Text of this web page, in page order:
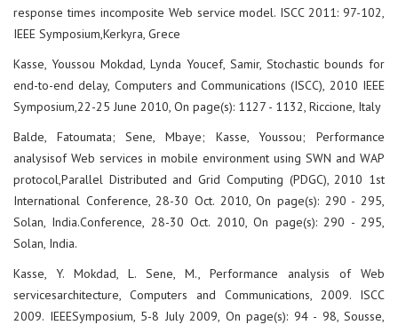
response times incomposite Web service model. ISCC 2011: 97-102,
IEEE Symposium,Kerkyra, Grece
Kasse, Youssou Mokdad, Lynda Youcef, Samir, Stochastic bounds for
end-to-end delay, Computers and Communications (ISCC), 2010 IEEE
Symposium,22-25 June 2010, On page(s): 1127 - 1132, Riccione, Italy
Balde, Fatoumata; Sene, Mbaye; Kasse, Youssou; Performance
analysisof Web services in mobile environment using SWN and WAP
protocol,Parallel Distributed and Grid Computing (PDGC), 2010 1st
International Conference, 28-30 Oct. 2010, On page(s): 290 - 295,
Solan, India.Conference, 28-30 Oct. 2010, On page(s): 290 - 295,
Solan, India.
Kasse, Y. Mokdad, L. Sene, M., Performance analysis of Web
servicesarchitecture, Computers and Communications, 2009. ISCC
2009. IEEESymposium, 5-8 July 2009, On page(s): 94 - 98, Sousse,